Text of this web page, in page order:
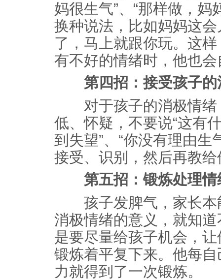
妈很生气”、“那样做，妈
换种说法，比如妈妈这
了，马上就跟你玩。这
有不好的情绪时，他也
第四招：接受孩子的
对于孩子的消极情绪
低、怀疑，不要说“这有
到失望”、“你没有理由生
接受、识别，然后再教
第五招：锻炼处理情
孩子发脾气，家长本
消极情绪的意义，就知
是要尽量给孩子机会，
锻炼着平复下来。他每
力就得到了一次锻炼。